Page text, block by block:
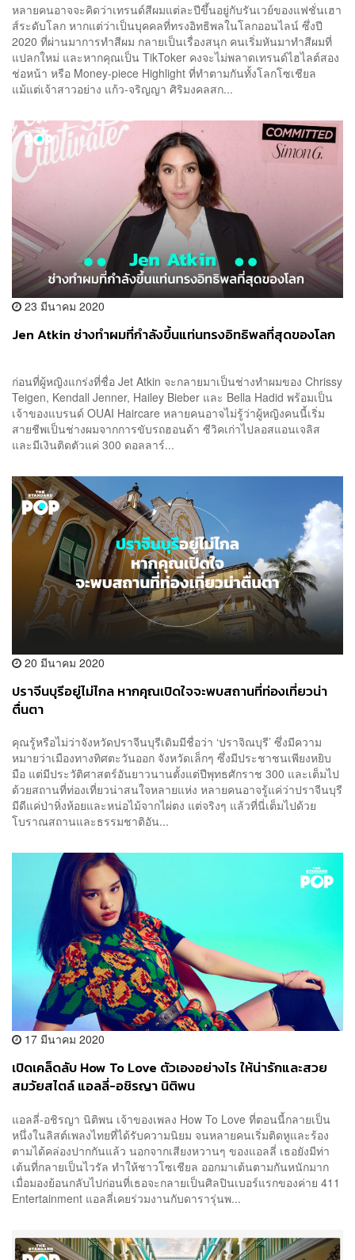
หลายคนอาจจะคิดว่าเทรนด์สีผมแต่ละปีขึ้นอยู่กับรันเวย์ของแฟชั่นเฮา
ส์ระดับโลก หากแต่ว่าเป็นบุคคลที่ทรงอิทธิพลในโลกออนไลน์ ซึ่งปี
2020 ที่ผ่านมาการทำสีผม กลายเป็นเรื่องสนุก คนเริ่มหันมาทำสีผมที่
แปลกใหม่ และหากคุณเป็น TikToker คงจะไม่พลาดเทรนด์ไฮไลต์สอง
ช่อหน้า หรือ Money-piece Highlight ที่ทำตามกันทั้งโลกโซเชียล
แม้แต่เจ้าสาวอย่าง แก้ว-จริญญา ศิริมงคลสก...
23 มีนาคม 2020
Jen Atkin ช่างทำผมที่กำลังขึ้นแท่นทรงอิทธิพลที่สุดของโลก
ก่อนที่ผู้หญิงแกร่งที่ชื่อ Jet Atkin จะกลายมาเป็นช่างทำผมของ Chrissy
Teigen, Kendall Jenner, Hailey Bieber และ Bella Hadid พร้อมเป็น
เจ้าของแบรนด์ OUAI Haircare หลายคนอาจไม่รู้ว่าผู้หญิงคนนี้เริ่ม
สายชีพเป็นช่างผมจากการขับรถฮอนด้า ซีวิคเก่าไปลอสแอนเจลิส
และมีเงินติดตัวแค่ 300 ดอลลาร์...
20 มีนาคม 2020
ปราจีนบุรีอยู่ไม่ไกล หากคุณเปิดใจจะพบสถานที่ท่องเที่ยวน่า
ตื่นตา
คุณรู้หรือไม่ว่าจังหวัดปราจีนบุรีเดิมมีชื่อว่า ‘ปราจิณบุรี’ ซึ่งมีความ
หมายว่าเมืองทางทิศตะวันออก จังหวัดเล็กๆ ซึ่งมีประชาชนเพียงหยิบ
มือ แต่มีประวัติศาสตร์อันยาวนานตั้งแต่ปีพุทธศักราช 300 และเต็มไป
ด้วยสถานที่ท่องเที่ยวน่าสนใจหลายแห่ง หลายคนอาจรู้แค่ว่าปราจีนบุรี
มีดีแค่ป่าหิ่งห้อยและหน่อไม้จากไผ่ตง แต่จริงๆ แล้วที่นี่เต็มไปด้วย
โบราณสถานและธรรมชาติอัน...
17 มีนาคม 2020
เปิดเคล็ดลับ How To Love ตัวเองอย่างไร ให้น่ารักและสวย
สมวัยสไตล์ แอลลี่-อชิรญา นิติพน
แอลลี่-อชิรญา นิติพน เจ้าของเพลง How To Love ที่ตอนนี้กลายเป็น
หนึ่งในลิสต์เพลงไทยที่ได้รับความนิยม จนหลายคนเริ่มติดหูและร้อง
ตามได้คล่องปากกันแล้ว นอกจากเสียงหวานๆ ของแอลลี่ เธอยังมีท่า
เต้นที่กลายเป็นไวรัล ทำให้ชาวโซเชียล ออกมาเต้นตามกันหนักมาก
เมื่อมองย้อนกลับไปก่อนที่เธอจะกลายเป็นศิลปินเบอร์แรกของค่าย 411
Entertainment แอลลี่เคยร่วมงานกับดารารุ่นพ...